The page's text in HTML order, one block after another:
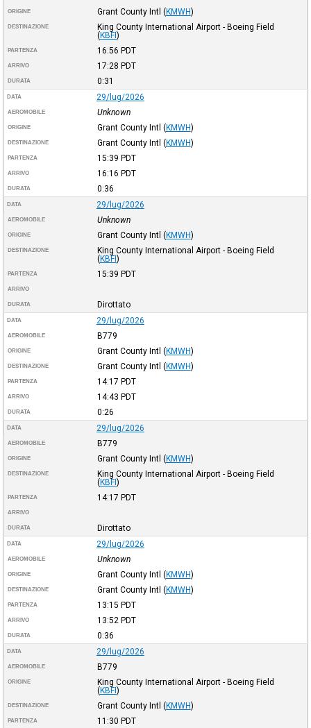
ORIGINE Grant County Intl (KMWH)
DESTINAZIONE
King County International Airport - Boeing Field
(KBFI)
PARTENZA 16:56 PDT
ARRIVO 17:28 PDT
DURATA 0:31
DATA 29/lug/2026
AEROMOBILE Unknown
ORIGINE Grant County Intl (KMWH)
DESTINAZIONE Grant County Intl (KMWH)
PARTENZA 15:39 PDT
ARRIVO 16:16 PDT
DURATA 0:36
DATA 29/lug/2026
AEROMOBILE Unknown
ORIGINE Grant County Intl (KMWH)
DESTINAZIONE
King County International Airport - Boeing Field
(KBFI)
PARTENZA 15:39 PDT
ARRIVO
DURATA Dirottato
DATA 29/lug/2026
AEROMOBILE B779
ORIGINE Grant County Intl (KMWH)
DESTINAZIONE Grant County Intl (KMWH)
PARTENZA 14:17 PDT
ARRIVO 14:43 PDT
DURATA 0:26
DATA 29/lug/2026
AEROMOBILE B779
ORIGINE Grant County Intl (KMWH)
DESTINAZIONE
King County International Airport - Boeing Field
(KBFI)
PARTENZA 14:17 PDT
ARRIVO
DURATA Dirottato
DATA 29/lug/2026
AEROMOBILE Unknown
ORIGINE Grant County Intl (KMWH)
DESTINAZIONE Grant County Intl (KMWH)
PARTENZA 13:15 PDT
ARRIVO 13:52 PDT
DURATA 0:36
DATA 29/lug/2026
AEROMOBILE B779
ORIGINE
King County International Airport - Boeing Field
(KBFI)
DESTINAZIONE Grant County Intl (KMWH)
PARTENZA 11:30 PDT